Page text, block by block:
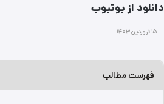
دانلود از یوتیوب
۱۵ فروردین ۱۴۰۳
فهرست مطالب